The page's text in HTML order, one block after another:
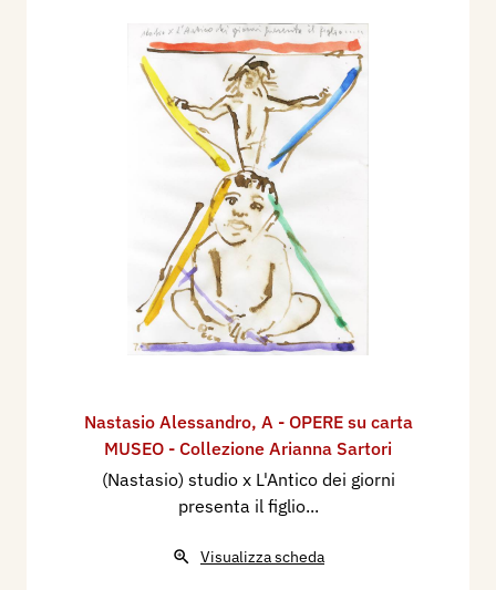
Nastasio Alessandro, A - OPERE su carta
MUSEO - Collezione Arianna Sartori
(Nastasio) studio x L'Antico dei giorni
presenta il figlio...
Visualizza scheda